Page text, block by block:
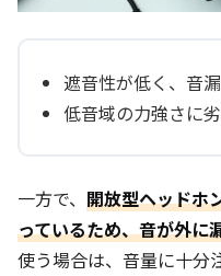
遮音性が低く、音
低音域の力強さに
一方で、 開放型ヘッドホ
っているため、音が外に
使う場合は、音量に十分